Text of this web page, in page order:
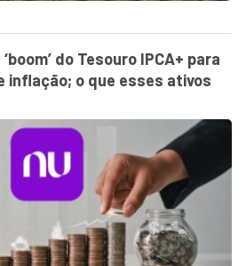
do Tesouro IPCA+ para
inflação; o que esses ativos